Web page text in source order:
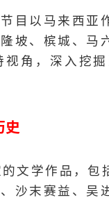
目以马来西
坡、槟城、
角，深入挖
史
文学作品，包
沙末赛益、